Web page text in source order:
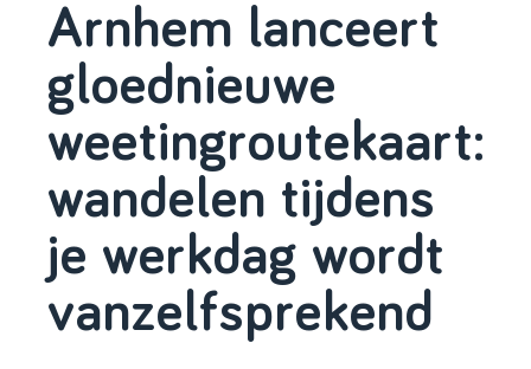
Arnhem lanceert
gloednieuwe
weetingroutekaart:
wandelen tijdens
je werkdag wordt
vanzelfsprekend